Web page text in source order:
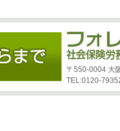
〒550-0004 大
TEL:0120-